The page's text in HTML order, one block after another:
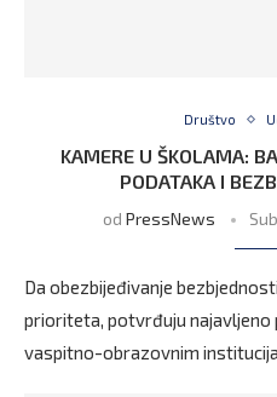
Društvo
KAMERE U ŠKOLAMA:
PODATAKA I
od PressNews
Da obezbijeđivanje
prioriteta, potvrđuju
vaspitno-obrazovnim